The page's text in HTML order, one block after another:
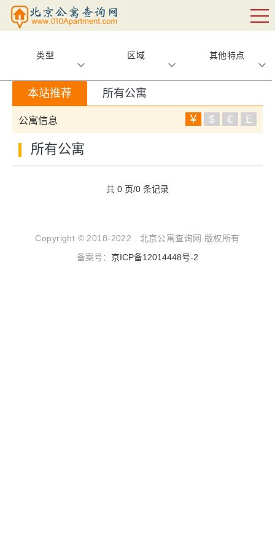
类型 区域 其他特点
本站推荐 所有公寓
公寓信息 ￥ $ € ￡
所有公寓
共 0 页/0 条记录
Copyright © 2018-2022 . 北京公寓查询网 版权所有
备案号： 京ICP备12014448号-2